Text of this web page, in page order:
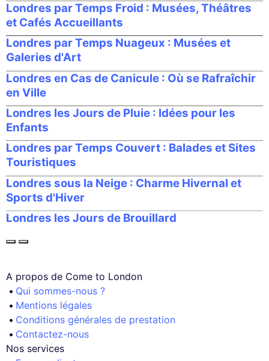
Londres par Temps Froid : Musées, Théâtres
et Cafés Accueillants
Londres par Temps Nuageux : Musées et
Galeries d'Art
Londres en Cas de Canicule : Où se Rafraîchir
en Ville
Londres les Jours de Pluie : Idées pour les
Enfants
Londres par Temps Couvert : Balades et Sites
Touristiques
Londres sous la Neige : Charme Hivernal et
Sports d'Hiver
Londres les Jours de Brouillard
A propos de Come to London
Qui sommes-nous ?
Mentions légales
Conditions générales de prestation
Contactez-nous
Nos services